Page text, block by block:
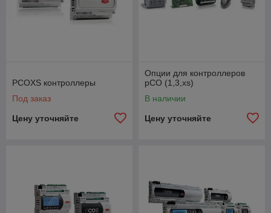
контроллеров pCO. Наиболее ходовыми являются
терминалы
PGD0иPGD1.
протестировать и отремонтировать контроллеры
PCO;
перепрошить программное обеспечение;
восстановить программное обеспечение;
PCOXS контроллеры
Под заказ
Цену уточняйте
Опции для контроллеров
рСО (1,3,xs)
В наличии
Цену уточняйте